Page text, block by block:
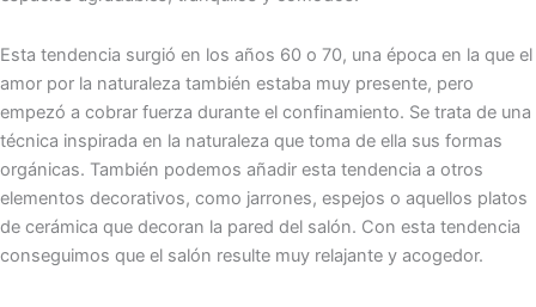
Esta tendencia surgió en los años 60 o 70, una época en la que el
amor por la naturaleza también estaba muy presente, pero
empezó a cobrar fuerza durante el confinamiento. Se trata de una
técnica inspirada en la naturaleza que toma de ella sus formas
orgánicas. También podemos añadir esta tendencia a otros
elementos decorativos, como jarrones, espejos o aquellos platos
de cerámica que decoran la pared del salón. Con esta tendencia
conseguimos que el salón resulte muy relajante y acogedor.